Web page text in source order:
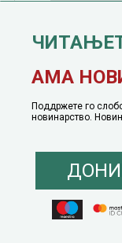
јануари, 1991
© 2016 - 2026 Сакам
Понуда за
Политика на инклузија
АМА
Поддржете го
новинарство.